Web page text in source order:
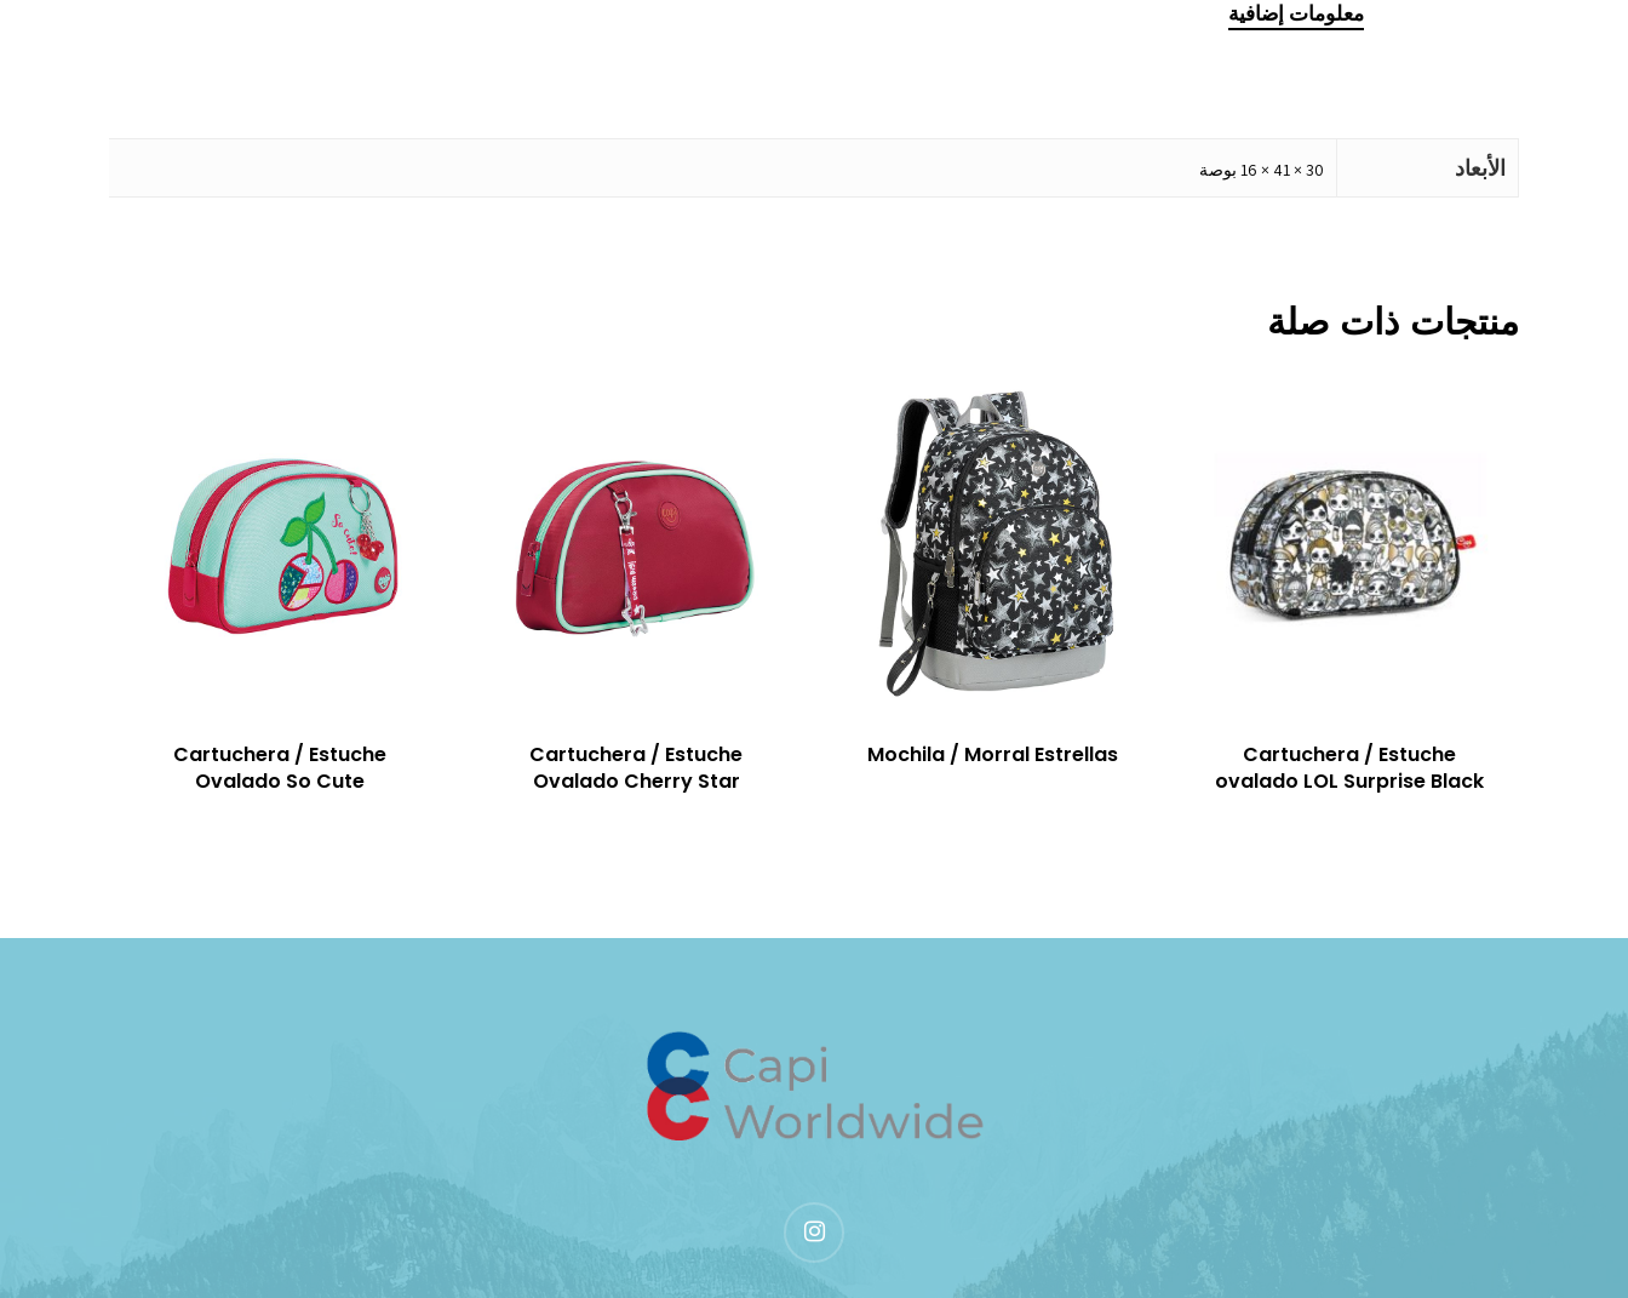
معلومات إضافية
الأبعاد 30 × 41 × 16 بوصة
منتجات ذات صلة
Cartuchera / Estuche
ovalado LOL Surprise Black
Mochila / Morral Estrellas
Cartuchera / Estuche
Ovalado Cherry Star
Cartuchera / Estuche
Ovalado So Cute
instagram